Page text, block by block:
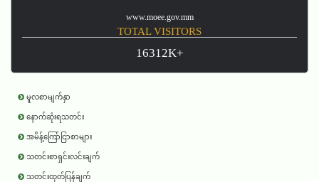
www.moee.gov.mm
TOTAL VISITORS
16312K+
မူလစာမျက်နှာ
နောက်ဆုံးရသတင်း
အမိန့်ကြော်ငြာစာများ
သတင်းစာရှင်းလင်းချက်
သတင်းထုတ်ပြန်ချက်